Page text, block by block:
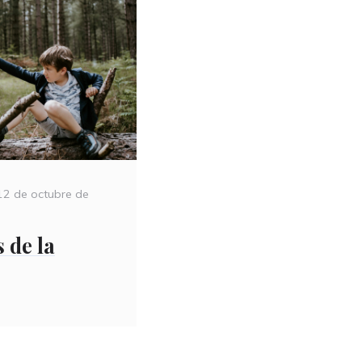
de octubre de
de la